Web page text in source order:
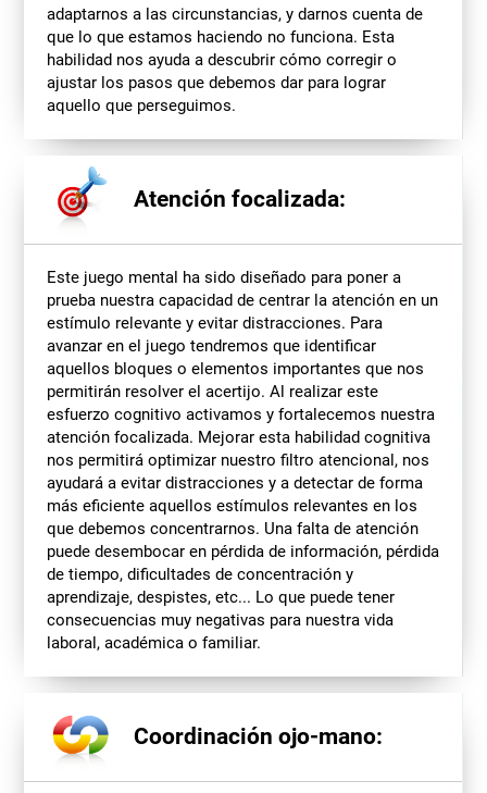
adaptarnos a las circunstancias, y darnos cuenta de
que lo que estamos haciendo no funciona. Esta
habilidad nos ayuda a descubrir cómo corregir o
ajustar los pasos que debemos dar para lograr
aquello que perseguimos.
Atención focalizada:
Este juego mental ha sido diseñado para poner a
prueba nuestra capacidad de centrar la atención en un
estímulo relevante y evitar distracciones. Para
avanzar en el juego tendremos que identificar
aquellos bloques o elementos importantes que nos
permitirán resolver el acertijo. Al realizar este
esfuerzo cognitivo activamos y fortalecemos nuestra
atención focalizada. Mejorar esta habilidad cognitiva
nos permitirá optimizar nuestro filtro atencional, nos
ayudará a evitar distracciones y a detectar de forma
más eficiente aquellos estímulos relevantes en los
que debemos concentrarnos. Una falta de atención
puede desembocar en pérdida de información, pérdida
de tiempo, dificultades de concentración y
aprendizaje, despistes, etc... Lo que puede tener
consecuencias muy negativas para nuestra vida
laboral, académica o familiar.
Coordinación ojo-mano: